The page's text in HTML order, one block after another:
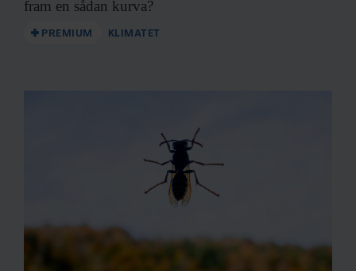
fram en sådan kurva?
PREMIUM KLIMATET